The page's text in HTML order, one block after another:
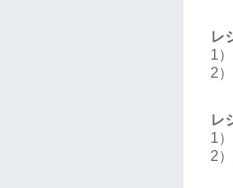
レ
1
2
レ
1
2